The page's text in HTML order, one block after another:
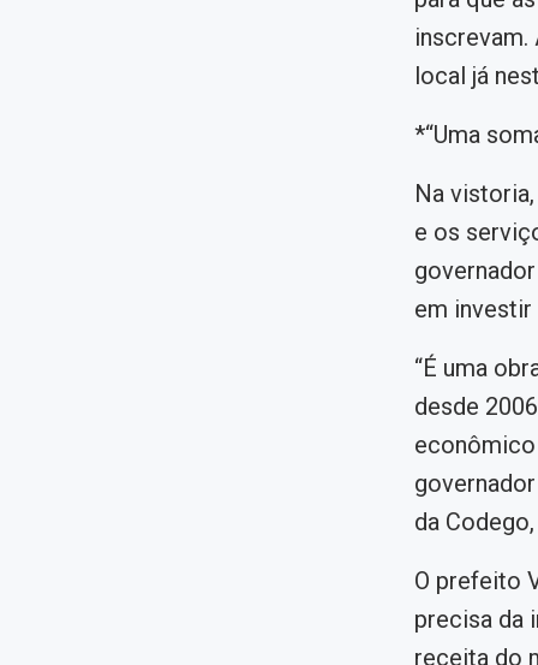
local já
*“Uma
Na
e os
em
“É uma
desde
da
O prefeito
precisa da
receita do